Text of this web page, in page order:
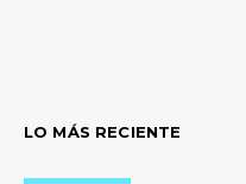
LO MÁS RECIENTE